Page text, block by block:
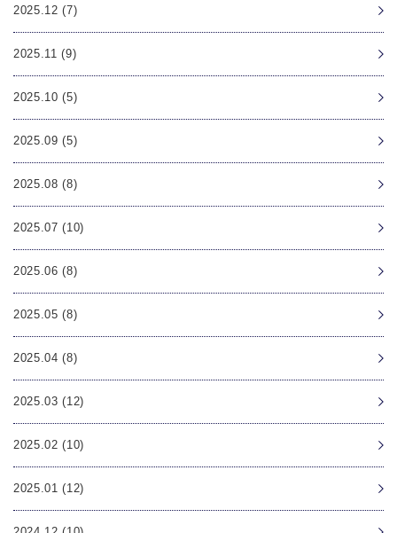
2025.12 (7)
2025.11 (9)
2025.10 (5)
2025.09 (5)
2025.08 (8)
2025.07 (10)
2025.06 (8)
2025.05 (8)
2025.04 (8)
2025.03 (12)
2025.02 (10)
2025.01 (12)